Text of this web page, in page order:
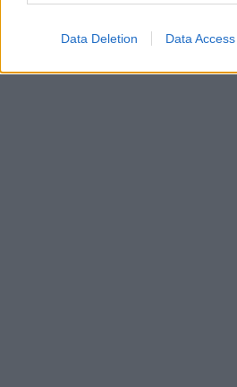
Data Deletion Data Access